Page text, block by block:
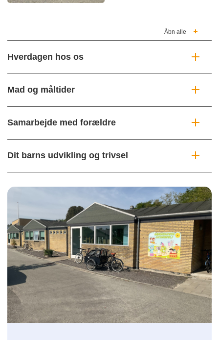
Åbn alle
Hverdagen hos os
Mad og måltider
Samarbejde med forældre
Dit barns udvikling og trivsel